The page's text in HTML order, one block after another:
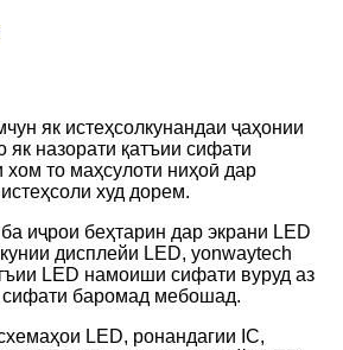
як истеҳсолкунандаи ҷаҳонии
назорати қатъии сифати
то маҳсулоти ниҳоӣ дар
худ дорем.
иҷрои беҳтарин дар экрани LED
дисплейи LED, yonwaytech
LED намоиши сифати вуруд аз
сифати баромад мебошад.
LED, ронандагии IC,